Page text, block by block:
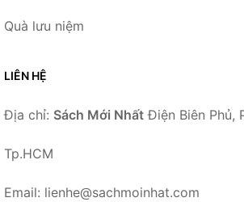
Quà lưu niệm
LIÊN HỆ
Địa chỉ: Sách Mới Nhất Điện Biên Phủ,
Tp.HCM
Email: lienhe@sachmoinhat.com